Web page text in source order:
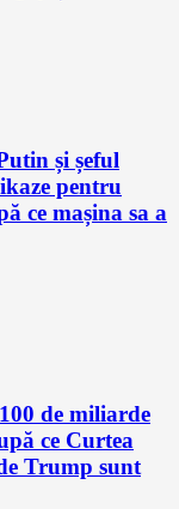
și șeful
pentru
ce mașina sa a
de miliarde
ce Curtea
Trump sunt